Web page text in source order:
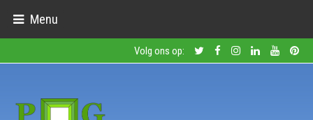
Menu
Volg ons op: